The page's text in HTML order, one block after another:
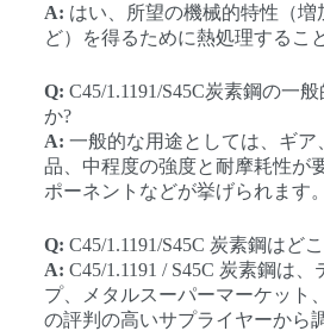
A: はい、所望の機械的特性（増
ど）を得るために熱処理するこ
Q: C45/1.1191/S45C炭素鋼の一
か?
A: 一般的な用途としては、ギア
品、中程度の強度と耐摩耗性が
ポーネントなどが挙げられます。
Q: C45/1.1191/S45C 炭素鋼はど
A: C45/1.1191 / S45C 炭素鋼は
プ、メタルスーパーマーケット
の評判の高いサプライヤーから